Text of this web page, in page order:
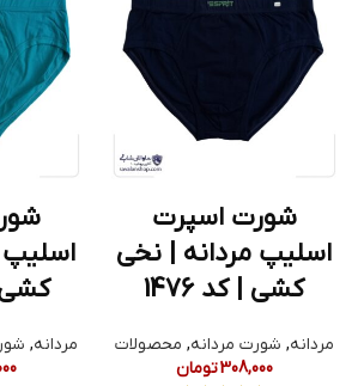
شورت اسپرت
اسلیپ مردانه | نخی
کشی | کد 1476
مردانه, شورت مردانه, محصولات
308,000تومان
اسلیپ
کشی |
مردانه,